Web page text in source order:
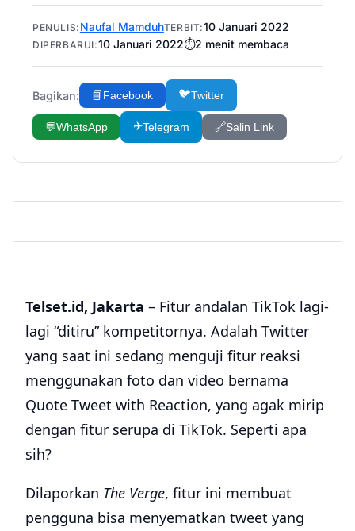
PENULIS: Naufal MamduhTERBIT:10 Januari 2022
DIPERBARUI:10 Januari 2022⏱️2 menit membaca
Bagikan: 📘Facebook 🐦Twitter
💬WhatsApp ✈️Telegram 🔗Salin Link
Telset.id, Jakarta – Fitur andalan TikTok lagi-
lagi “ditiru” kompetitornya. Adalah Twitter
yang saat ini sedang menguji fitur reaksi
menggunakan foto dan video bernama
Quote Tweet with Reaction, yang agak mirip
dengan fitur serupa di TikTok. Seperti apa
sih?
Dilaporkan The Verge, fitur ini membuat
pengguna bisa menyematkan tweet yang